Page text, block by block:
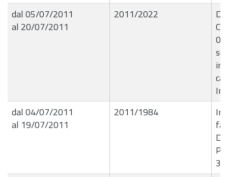
dal 05/07/2011
al 20/07/2011
2011/2022
dal 04/07/2011
al 19/07/2011
2011/1984